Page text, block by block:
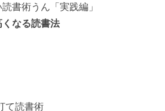
書術うん「実践編」
くなる読書法
て読書術